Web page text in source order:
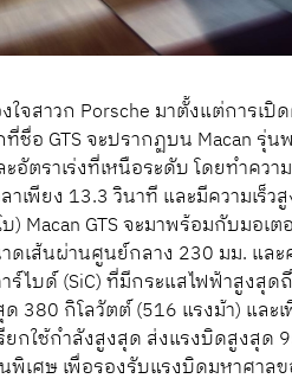
จสาวก Porsche มาตั้งแต่การเปิ
ชื่อ GTS จะปรากฏบน Macan รุ่น
ตราเร่งที่เหนือระดับ โดยทำควา
าเพียง 13.3 วินาที และมีความเร็
) Macan GTS จะมาพร้อมกับมอ
เส้นผ่านศูนย์กลาง 230 มม. และ
บด์ (SiC) ที่มีกระแสไฟฟ้าสูงสุด
380 กิโลวัตต์ (516 แรงม้า) และ
รียกใช้กำลังสูงสุด ส่งแรงบิดสูงสุ
พิเศษ เพื่อรองรับแรงบิดมหาศาล